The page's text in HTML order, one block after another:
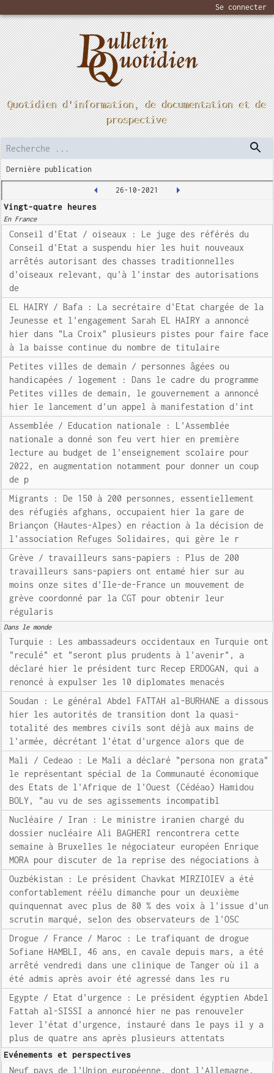
Se connecter
Quotidien d'information, de documentation et de
prospective
Dernière publication
26-10-2021
Vingt-quatre heures
En France
Conseil d'Etat / oiseaux : Le juge des référés du
Conseil d'Etat a suspendu hier les huit nouveaux
arrêtés autorisant des chasses traditionnelles
d'oiseaux relevant, qu'à l'instar des autorisations
de
EL HAIRY / Bafa : La secrétaire d'Etat chargée de la
Jeunesse et l'engagement Sarah EL HAIRY a annoncé
hier dans "La Croix" plusieurs pistes pour faire face
à la baisse continue du nombre de titulaire
Petites villes de demain / personnes âgées ou
handicapées / logement : Dans le cadre du programme
Petites villes de demain, le gouvernement a annoncé
hier le lancement d'un appel à manifestation d'int
Assemblée / Education nationale : L'Assemblée
nationale a donné son feu vert hier en première
lecture au budget de l'enseignement scolaire pour
2022, en augmentation notamment pour donner un coup
de p
Migrants : De 150 à 200 personnes, essentiellement
des réfugiés afghans, occupaient hier la gare de
Briançon (Hautes-Alpes) en réaction à la décision de
l'association Refuges Solidaires, qui gère le r
Grève / travailleurs sans-papiers : Plus de 200
travailleurs sans-papiers ont entamé hier sur au
moins onze sites d'Ile-de-France un mouvement de
grève coordonné par la CGT pour obtenir leur
régularis
Dans le monde
Turquie : Les ambassadeurs occidentaux en Turquie ont
"reculé" et "seront plus prudents à l'avenir", a
déclaré hier le président turc Recep ERDOGAN, qui a
renoncé à expulser les 10 diplomates menacés
Soudan : Le général Abdel FATTAH al-BURHANE a dissous
hier les autorités de transition dont la quasi-
totalité des membres civils sont déjà aux mains de
l'armée, décrétant l'état d'urgence alors que de
Mali / Cedeao : Le Mali a déclaré "persona non grata"
le représentant spécial de la Communauté économique
des Etats de l'Afrique de l'Ouest (Cédéao) Hamidou
BOLY, "au vu de ses agissements incompatibl
Nucléaire / Iran : Le ministre iranien chargé du
dossier nucléaire Ali BAGHERI rencontrera cette
semaine à Bruxelles le négociateur européen Enrique
MORA pour discuter de la reprise des négociations à
Ouzbékistan : Le président Chavkat MIRZIOIEV a été
confortablement réélu dimanche pour un deuxième
quinquennat avec plus de 80 % des voix à l'issue d'un
scrutin marqué, selon des observateurs de l'OSC
Drogue / France / Maroc : Le trafiquant de drogue
Sofiane HAMBLI, 46 ans, en cavale depuis mars, a été
arrêté vendredi dans une clinique de Tanger où il a
été admis après avoir été agressé dans les ru
Egypte / Etat d'urgence : Le président égyptien Abdel
Fattah al-SISSI a annoncé hier ne pas renouveler
lever l'état d'urgence, instauré dans le pays il y a
plus de quatre ans après plusieurs attentats
Evénements et perspectives
Neuf pays de l'Union européenne, dont l'Allemagne,